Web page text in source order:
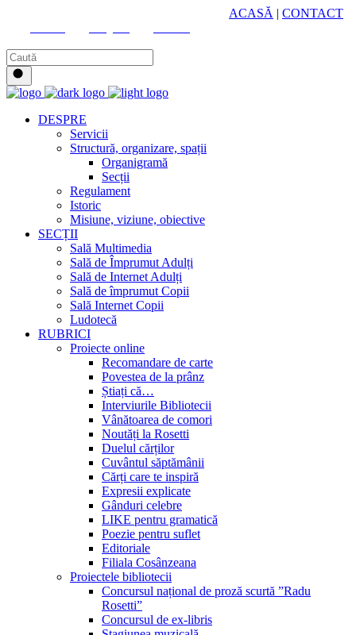
ACASĂ | CONTACT
DESPRE
Servicii
Structură, organizare, spații
Organigramă
Secții
Regulament
Istoric
Misiune, viziune, obiective
SECȚII
Sală Multimedia
Sală de Împrumut Adulți
Sală de Internet Adulți
Sală de împrumut Copii
Sală Internet Copii
Ludotecă
RUBRICI
Proiecte online
Recomandare de carte
Povestea de la prânz
Știați că…
Interviurile Bibliotecii
Vânătoarea de comori
Noutăți la Rosetti
Duelul cărților
Cuvântul săptămânii
Cărți care te inspiră
Expresii explicate
Gânduri celebre
LIKE pentru gramatică
Poezie pentru suflet
Editoriale
Filiala Cosânzeana
Proiectele bibliotecii
Concursul național de proză scurtă ”Radu
Rosetti”
Concursul de ex-libris